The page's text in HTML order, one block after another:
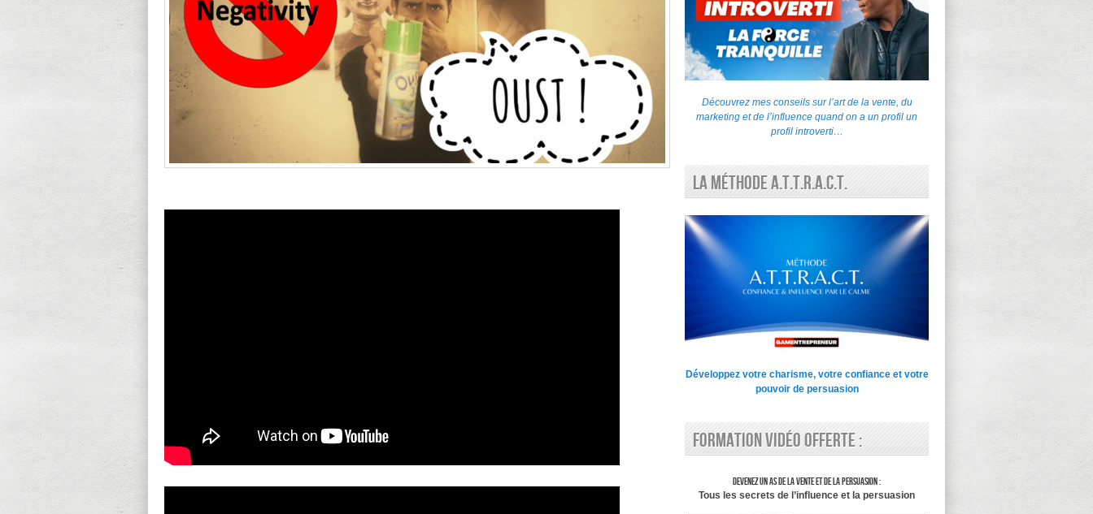
Découvrez mes conseils sur l’art de la vente, du
marketing et de l’influence quand on a un profil un
profil introverti…
La Méthode A.T.T.R.A.C.T.
Développez votre charisme, votre confiance et votre
pouvoir de persuasion
Formation vidéo offerte :
Devenez un as de la vente et de la persuasion :
Tous les secrets de l’influence et la persuasion